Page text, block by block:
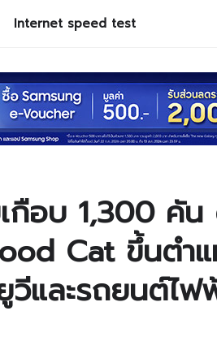
Internet speed test
กือบ 1,300 คั
Cat ขึ้นตำ
และรถยนต์ไฟ